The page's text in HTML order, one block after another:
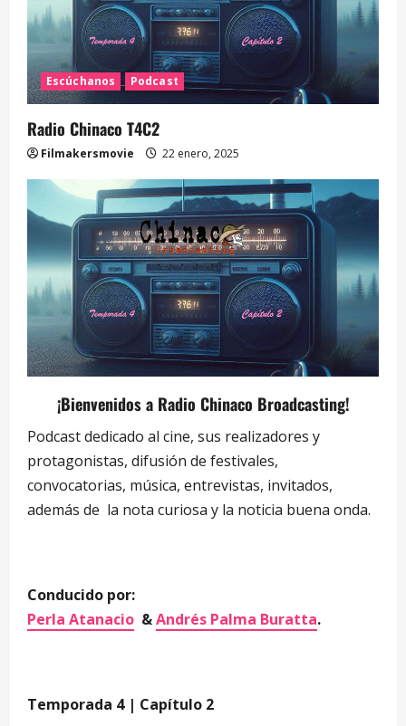
Escúchanos Podcast
Radio Chinaco T4C2
Filmakersmovie 22 enero, 2025
¡Bienvenidos a Radio Chinaco Broadcasting!
Podcast dedicado al cine, sus realizadores y
protagonistas, difusión de festivales,
convocatorias, música, entrevistas, invitados,
además de la nota curiosa y la noticia buena onda.
Conducido por:
Perla Atanacio &Andrés Palma Buratta.
Temporada 4 | Capítulo 2